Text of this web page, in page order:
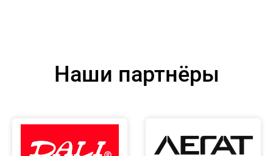
Наши партнёры